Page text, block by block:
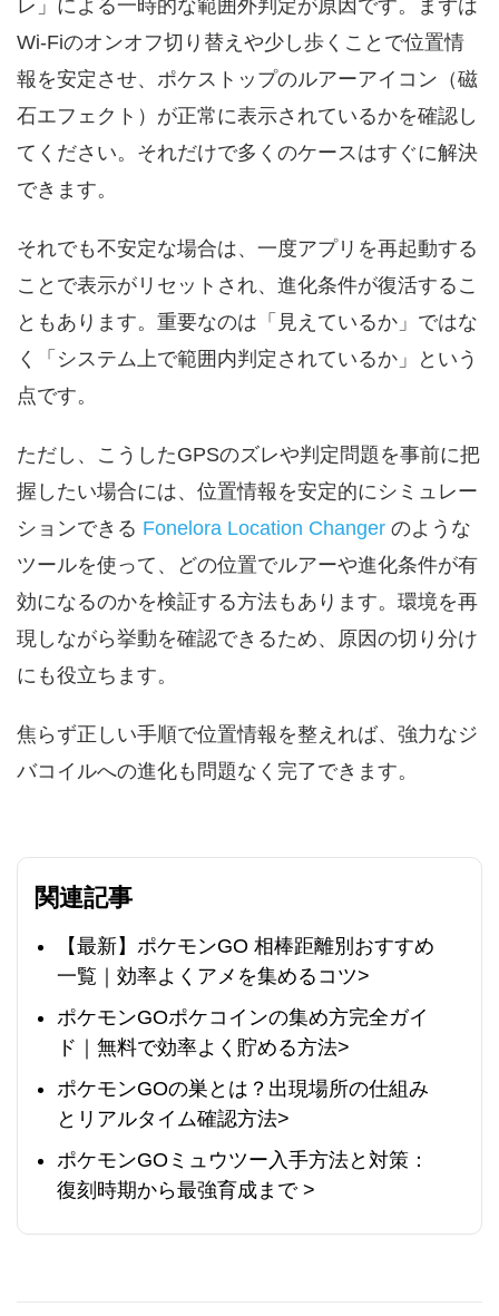
レ」による一時的な範囲外判定が原因です。まずは
Wi-Fiのオンオフ切り替えや少し歩くことで位置情
報を安定させ、ポケストップのルアーアイコン（磁
石エフェクト）が正常に表示されているかを確認し
てください。それだけで多くのケースはすぐに解決
できます。
それでも不安定な場合は、一度アプリを再起動する
ことで表示がリセットされ、進化条件が復活するこ
ともあります。重要なのは「見えているか」ではな
く「システム上で範囲内判定されているか」という
点です。
ただし、こうしたGPSのズレや判定問題を事前に把
握したい場合には、位置情報を安定的にシミュレー
ションできる Fonelora Location Changer のような
ツールを使って、どの位置でルアーや進化条件が有
効になるのかを検証する方法もあります。環境を再
現しながら挙動を確認できるため、原因の切り分け
にも役立ちます。
焦らず正しい手順で位置情報を整えれば、強力なジ
バコイルへの進化も問題なく完了できます。
関連記事
【最新】ポケモンGO 相棒距離別おすすめ
一覧｜効率よくアメを集めるコツ>
ポケモンGOポケコインの集め方完全ガイ
ド｜無料で効率よく貯める方法>
ポケモンGOの巣とは？出現場所の仕組み
とリアルタイム確認方法>
ポケモンGOミュウツー入手方法と対策：
復刻時期から最強育成まで >